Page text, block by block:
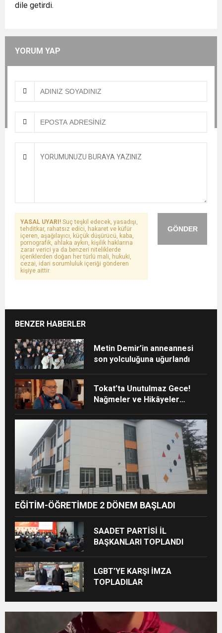
dile getirdi.
YORUM YAP
GÖNDER
YASAL UYARI! Suç teşkil edecek, yasadışı,
tehditkar, rahatsız edici, hakaret ve küfür
içeren, aşağılayıcı, küçük düşürücü, kaba,
pornografik, ahlaka aykırı, kişilik haklarına
zarar verici ya da benzeri niteliklerde
içeriklerden doğan her türlü mali, hukuki,
cezai, idari sorumluluk içeriği gönderen
kişiye aittir.
BENZER HABERLER
Metin Demir’in anneannesi
son yolculuğuna uğurlandı
Tokat’ta Unutulmaz Gece!
Nağmeler ve Hikâyeler
EĞİTİM-ÖĞRETİMDE 2 DÖNEM BAŞLADI
SAADET PARTİSİ İL
BAŞKANLARI TOPLANDI
LGBT’YE KARŞI İMZA
TOPLADILAR